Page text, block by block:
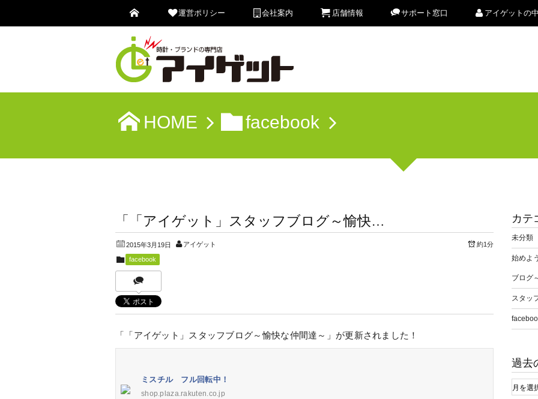
運営ポリシー 会社案内 店舗情報 サポート窓口 アイゲットの
HOME facebook
「「アイゲット」スタッフブログ～愉快…
2015年3月19日 アイゲット 約1分
facebook
「「アイゲット」スタッフブログ～愉快な仲間達～」が更新されました！
ミスチル フル回転中！
shop.plaza.rakuten.co.jp
カテ
未分類
始めよ
ブログ
スタッ
過去